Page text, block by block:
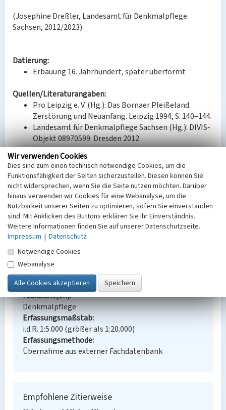
(Josephine Dreßler, Landesamt für Denkmalpflege
Sachsen, 2012/2023)
Datierung:
Erbauung 16. Jahrhundert, später überformt
Quellen/Literaturangaben:
Pro Leipzig e. V. (Hg.): Das Bornaer Pleißeland.
Zerstörung und Neuanfang. Leipzig 1994, S. 140–144.
Landesamt für Denkmalpflege Sachsen (Hg.): DIVIS-
Objekt 08970599. Dresden 2012.
Bauherr / Auftraggeber:
Eigentümer: Braunkohlenwerk Borna (GND:
2075013-4)
BKM-Nummer:30200247
Schloss Lobstädt
Schlagwörter
Schloss (Bauwerk)
Ort
Lobstädt
Fachsicht(en)
Denkmalpflege
Erfassungsmaßstab
i.d.R. 1:5.000 (größer als 1:20.000)
Erfassungsmethode
Übernahme aus externer Fachdatenbank
Empfohlene Zitierweise
Wir verwenden Cookies
Dies sind zum einen technisch notwendige Cookies, um die
Funktionsfähigkeit der Seiten sicherzustellen. Diesen können Sie
nicht widersprechen, wenn Sie die Seite nutzen möchten. Darüber
hinaus verwenden wir Cookies für eine Webanalyse, um die
Nutzbarkeit unserer Seiten zu optimieren, sofern Sie einverstanden
sind. Mit Anklicken des Buttons erklären Sie Ihr Einverständnis.
Weitere Informationen finden Sie auf unserer Datenschutzseite.
Impressum | Datenschutz
Notwendige Cookies
Webanalyse